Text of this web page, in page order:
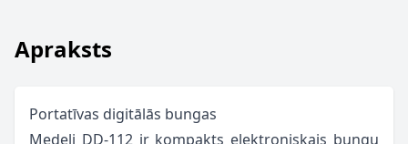
Apraksts
Portatīvas digitālās bungas
Medeli DD-112 ir kompakts elektroniskais bungu